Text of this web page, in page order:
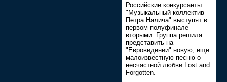
Российские конкурсанты
"Музыкальный коллектив
Петра Налича" выступят в
первом полуфинале
вторыми. Группа решила
представить на
"Евровидении" новую, еще
малоизвестную песню о
несчастной любви Lost and
Forgotten.